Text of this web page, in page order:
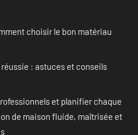
choisir le bon matériau
: astuces et conseils
et planifier chaque
de maison fluide, maîtrisée et